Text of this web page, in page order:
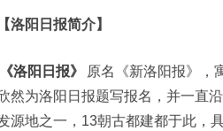
【洛阳日报简介】
《洛阳日报》
原名《新洛阳报》，
然为洛阳日报题写报名，并一直
源地之一，13朝古都建都于此，